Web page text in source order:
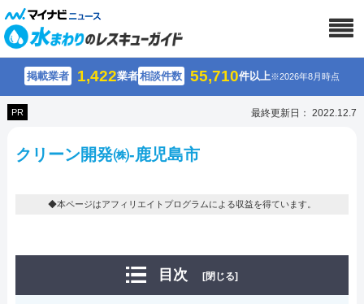
掲載業者 1,422業者相談件数 55,710件以上※2026年8月時点
PR 最終更新日： 2022.12.7
クリーン開発㈱-鹿児島市
◆本ページはアフィリエイトプログラムによる収益を得ています。
目次 [閉じる]